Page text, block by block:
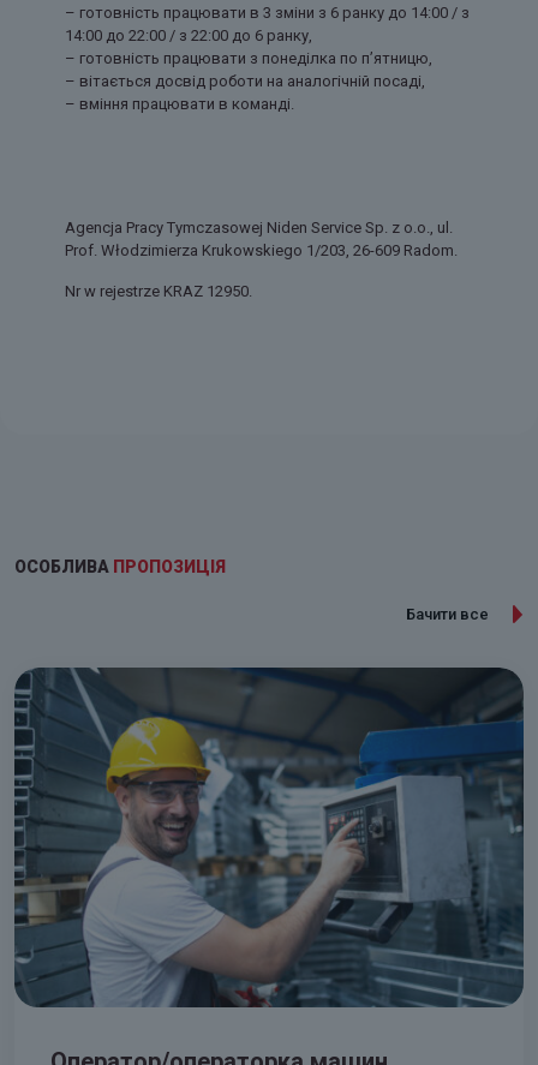
– готовність працювати в 3 зміни з 6 ранку до 14:00 / з
14:00 до 22:00 / з 22:00 до 6 ранку,
– готовність працювати з понеділка по п’ятницю,
– вітається досвід роботи на аналогічній посаді,
– вміння працювати в команді.
Agencja Pracy Tymczasowej Niden Service Sp. z o.o., ul.
Prof. Włodzimierza Krukowskiego 1/203, 26-609 Radom.
Nr w rejestrze KRAZ 12950.
ОСОБЛИВА ПРОПОЗИЦІЯ
Бачити все